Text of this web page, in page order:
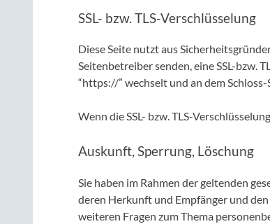
SSL- bzw. TLS-Verschlüsselung
Diese Seite nutzt aus
Seitenbetreiber senden, eine SSL-bzw.
“https://” wechselt und an dem
Wenn die SSL- bzw. TLS-
Auskunft, Sperrung, Löschung
Sie haben im Rahmen der geltenden
deren Herkunft und Empfänger und
weiteren Fragen zum Thema